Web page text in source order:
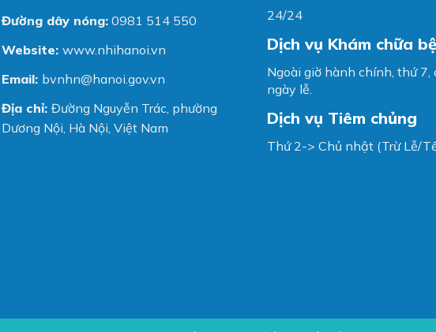
Đường dây nóng: 0981 514 550
Website: www.nhihanoi.vn
Email: bvnhn@hanoi.gov.vn
Địa chỉ: Đường Nguyễn Trác, phường
Dương Nội, Hà Nội, Việt Nam
24/24
Dịch vụ Khám chữa
Ngoài giờ hành chính, thứ 7,
ngày lễ.
Dịch vụ Tiêm chủng
Thứ 2-> Chủ nhật (Trừ Lễ/